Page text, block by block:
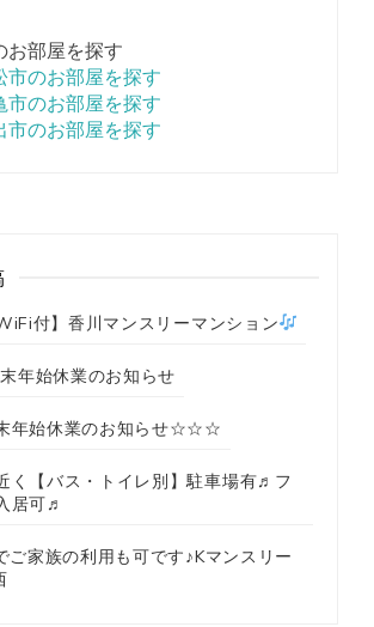
お部屋を探す
のお部屋を探す
のお部屋を探す
のお部屋を探す
付】香川マンスリーマンション
年始休業のお知らせ
始休業のお知らせ☆☆☆
く【バス・トイレ別】駐車場有♬フ
居可♬
ご家族の利用も可です♪Kマンスリー